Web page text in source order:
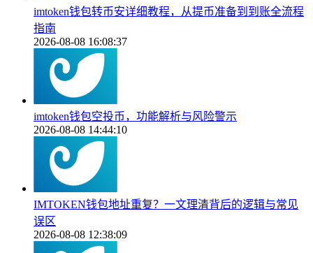
imtoken钱包转币安详细教程，从提币准备到到账全流程
指南
2026-08-08 16:08:37
imtoken钱包空投币，功能解析与风险警示
2026-08-08 14:44:10
IMTOKEN钱包地址重复？一文理清背后的逻辑与常见
误区
2026-08-08 12:38:09